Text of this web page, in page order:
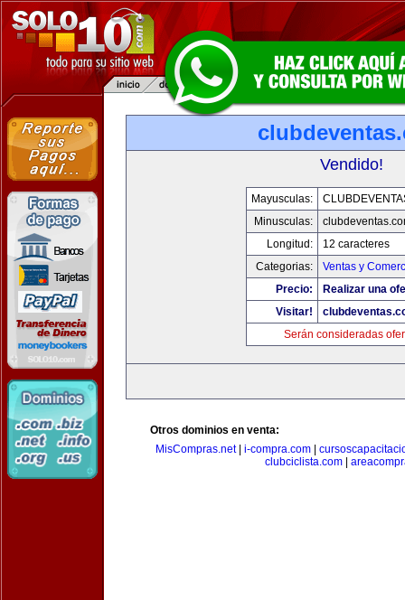
Vendido!
Mayusculas:
Minusculas:
Longitud:
12 caracteres
Categorias:
Ventas y
Precio:
Realizar una
Visitar!
Serán consideradas
Otros dominios en venta:
MisCompras.net| i-compra.com|
clubciclista.com|